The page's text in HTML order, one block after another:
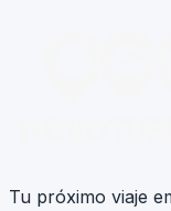
Tu próximo viaje